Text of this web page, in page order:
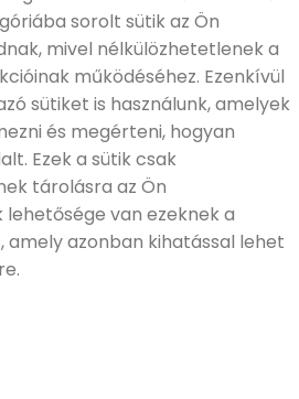
sorolt sütik az Ön
mivel nélkülözhetetlenek a
működéséhez. Ezenkívül
sütiket is használunk, amelyek
és megérteni, hogyan
Ezek a sütik csak
tárolásra az Ön
lehetősége van ezeknek a
amely azonban kihatással lehet